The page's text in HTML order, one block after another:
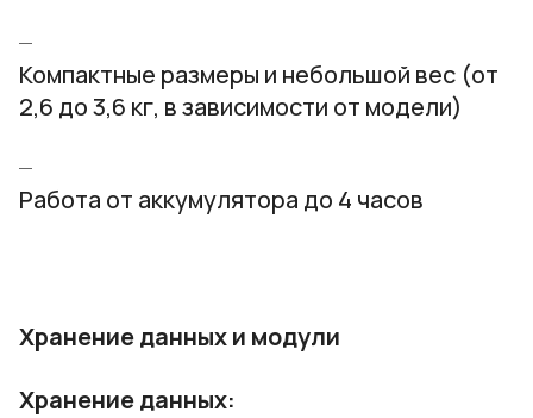
Компактные размеры и небольшой вес (от
2,6 до 3,6 кг, в зависимости от модели)
Работа от аккумулятора до 4 часов
Хранение данных и модули
Хранение данных: